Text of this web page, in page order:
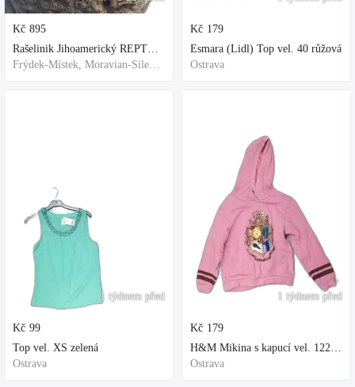
Kč 895
Rašelinik Jihoamerický REPTER - 5 balení - 500g -
Frýdek-Místek, Moravian-Silesian Region,Others
1 týdnem před
Kč 99
Top vel. XS zelená
Ostrava
Kč 179
Esmara (Lidl) Top vel. 40 růžová
Ostrava
1 týdnem před
Kč 179
H&M Mikina s kapucí vel. 122 fialová
Ostrava